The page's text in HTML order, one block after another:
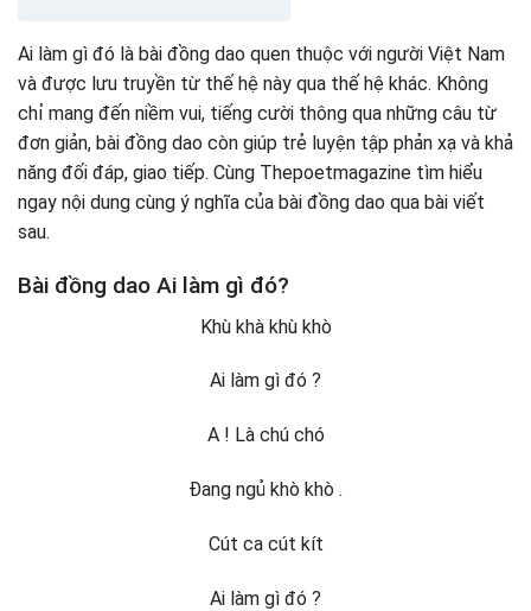
Ai làm gì đó là bài đồng dao quen thuộc với người Việt Nam
và được lưu truyền từ thế hệ này qua thế hệ khác. Không
chỉ mang đến niềm vui, tiếng cười thông qua những câu từ
đơn giản, bài đồng dao còn giúp trẻ luyện tập phản xạ và khả
năng đối đáp, giao tiếp. Cùng Thepoetmagazine tìm hiểu
ngay nội dung cùng ý nghĩa của bài đồng dao qua bài viết
sau.
Bài đồng dao Ai làm gì đó?
Khù khà khù khò
Ai làm gì đó ?
A ! Là chú chó
Đang ngủ khò khò .
Cút ca cút kít
Ai làm gì đó ?